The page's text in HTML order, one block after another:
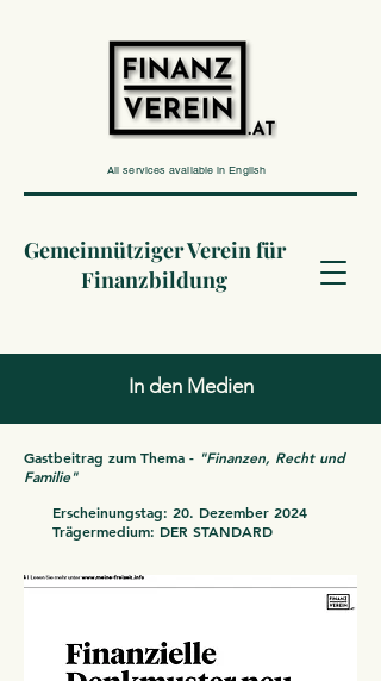
All services available in English
Gemeinnütziger Verein für
Finanzbildung
In den Medien
Gastbeitrag zum Thema - "Finanzen, Recht und
Familie"
Erscheinungstag: 20. Dezember 2024
Trägermedium: DER STANDARD